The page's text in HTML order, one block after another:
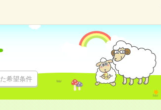
希望条件